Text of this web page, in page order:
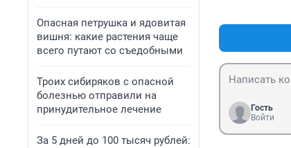
Опасная петрушка и ядовитая
вишня: какие растения чаще
всего путают со съедобными
Троих сибиряков с опасной
болезнью отправили на
принудительное лечение
За 5 дней до 100 тысяч рублей:
Гость
Войти